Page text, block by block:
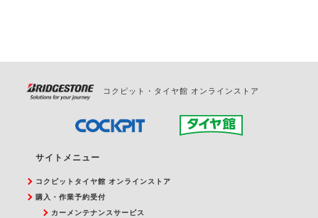
コクピット・タイヤ館 オンラインストア
サイトメニュー
コクピットタイヤ館 オンラインストア
購入・作業予約受付
カーメンテナンスサービス